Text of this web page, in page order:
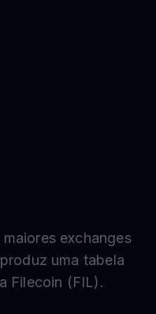
exchanges
uma tabela
Filecoin (FIL).